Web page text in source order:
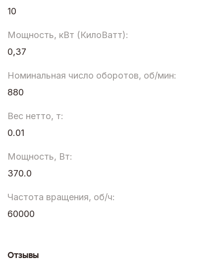
10
Мощность, кВт (КилоВатт):
0,37
Номинальная число оборотов, об/мин:
880
Вес нетто, т:
0.01
Мощность, Вт:
370.0
Частота вращения, об/ч:
60000
Отзывы